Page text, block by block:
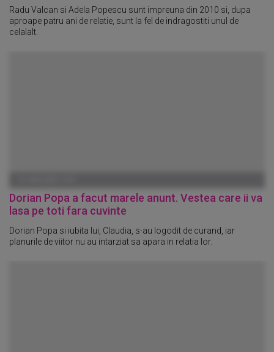
Radu Valcan si Adela Popescu sunt impreuna din 2010 si, dupa
aproape patru ani de relatie, sunt la fel de indragostiti unul de
celalalt.
Dorian Popa a facut marele anunt. Vestea care ii va
lasa pe toti fara cuvinte
Dorian Popa si iubita lui, Claudia, s-au logodit de curand, iar
planurile de viitor nu au intarziat sa apara in relatia lor.